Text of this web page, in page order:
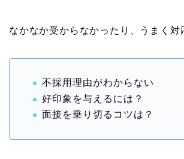
なかなか受からなかったり、うまく対
不採用理由がわからない
好印象を与えるには？
面接を乗り切るコツは？